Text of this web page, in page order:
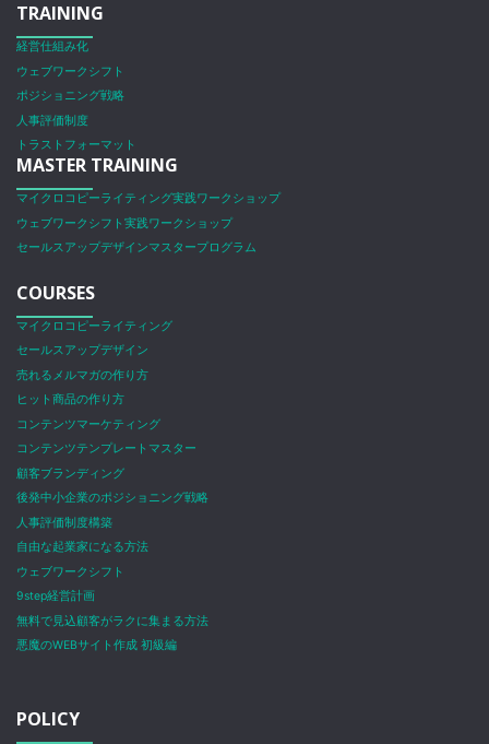
TRAINING
経営仕組み化
ウェブワークシフト
ポジショニング戦略
人事評価制度
トラストフォーマット
MASTER TRAINING
マイクロコピーライティング実践ワークショップ
ウェブワークシフト実践ワークショップ
セールスアップデザインマスタープログラム
COURSES
マイクロコピーライティング
セールスアップデザイン
売れるメルマガの作り方
ヒット商品の作り方
コンテンツマーケティング
コンテンツテンプレートマスター
顧客ブランディング
後発中小企業のポジショニング戦略
人事評価制度構築
自由な起業家になる方法
ウェブワークシフト
9step経営計画
無料で見込顧客がラクに集まる方法
悪魔のWEBサイト作成 初級編
POLICY